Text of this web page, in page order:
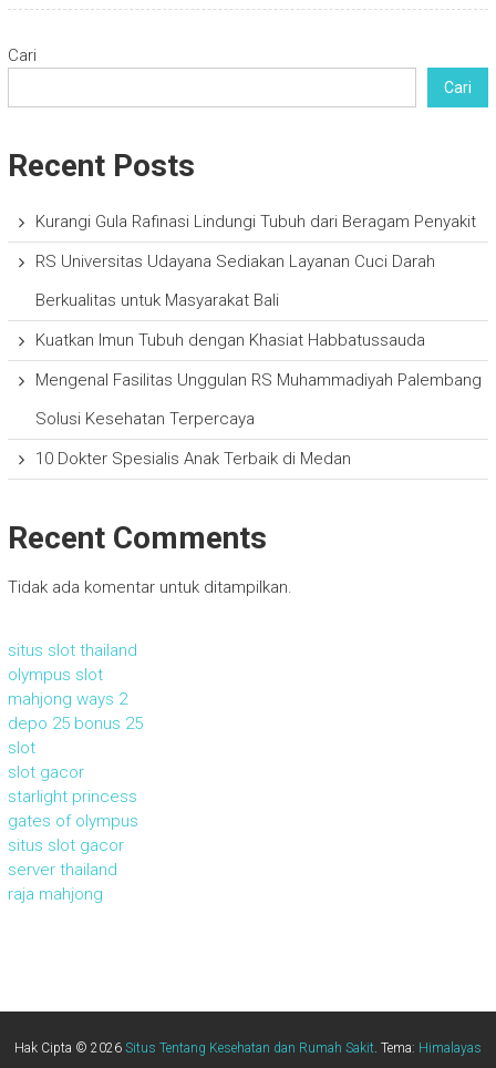
Cari
Cari
Recent Posts
Kurangi Gula Rafinasi Lindungi Tubuh dari Beragam Penyakit
RS Universitas Udayana Sediakan Layanan Cuci Darah
Berkualitas untuk Masyarakat Bali
Kuatkan Imun Tubuh dengan Khasiat Habbatussauda
Mengenal Fasilitas Unggulan RS Muhammadiyah Palembang
Solusi Kesehatan Terpercaya
10 Dokter Spesialis Anak Terbaik di Medan
Recent Comments
Tidak ada komentar untuk ditampilkan.
situs slot thailand
olympus slot
mahjong ways 2
depo 25 bonus 25
slot
slot gacor
starlight princess
gates of olympus
situs slot gacor
server thailand
raja mahjong
Hak Cipta © 2026 Situs Tentang Kesehatan dan Rumah Sakit. Tema: Himalayas